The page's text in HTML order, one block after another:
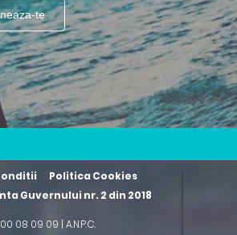
Politica Cookies
Guvernului nr. 2 din 2018
08 09 09 | A.N.P.C.